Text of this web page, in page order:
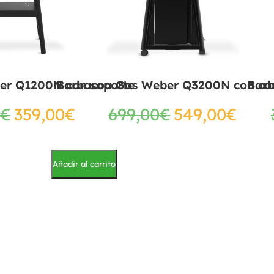
Q1200N con soporte
€359,00€
Barbacoa Gas Weber Q3200N con
699,00€549,00€
Añadir al carrito